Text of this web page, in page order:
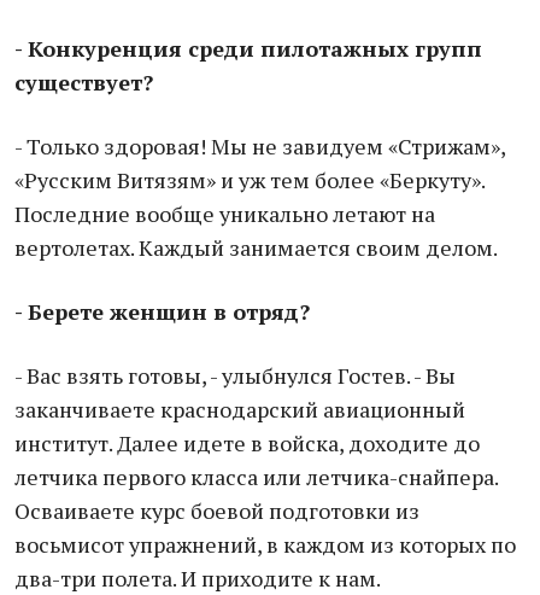
- Конкуренция среди пилотажных групп
существует?
- Только здоровая! Мы не завидуем «Стрижам»,
«Русским Витязям» и уж тем более «Беркуту».
Последние вообще уникально летают на
вертолетах. Каждый занимается своим делом.
- Берете женщин в отряд?
- Вас взять готовы, - улыбнулся Гостев. - Вы
заканчиваете краснодарский авиационный
институт. Далее идете в войска, доходите до
летчика первого класса или летчика-снайпера.
Осваиваете курс боевой подготовки из
восьмисот упражнений, в каждом из которых по
два-три полета. И приходите к нам.